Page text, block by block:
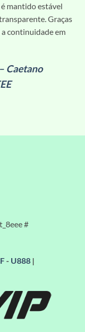
mantido estável
Graças
a continuidade em
Caetano
#
- U888 |